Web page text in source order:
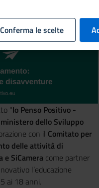
"Io Penso Positivo -
ministero dello Sviluppo
con il Comitato per
delle attività di
e SiCamera come partner
l’educazione
ai 18 anni.
Conferma le scelte